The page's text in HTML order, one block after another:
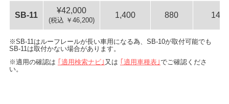
SB-11
42,000
(税込 ￥46,200)
1,400 880 142
SB-11はルーフレールが長い車用になる為、SB-10が取付可能でも
SB-11は取付かない場合があります。
適用の確認は ｢適用検索ナビ｣ 又は ｢適用車種表｣でご確認くださ
い。